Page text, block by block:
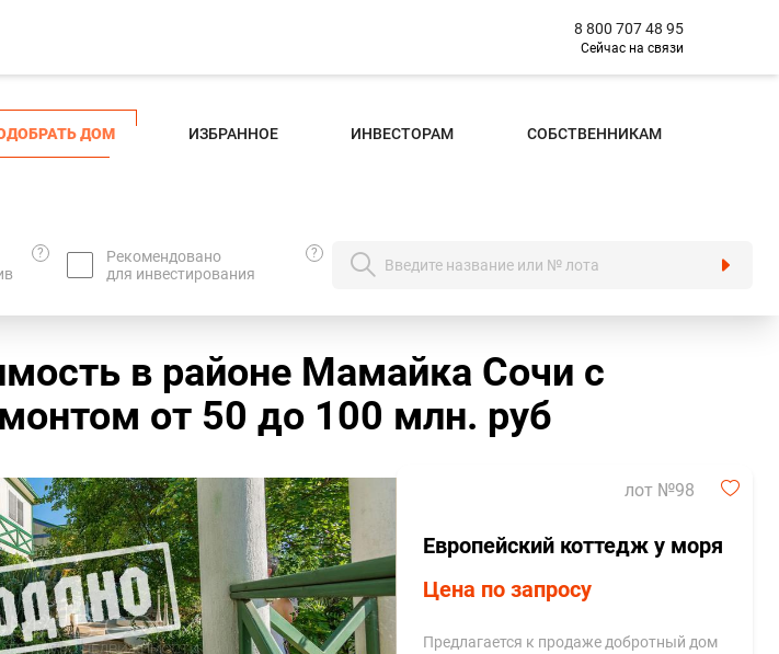
8 800 707 48 95
Сейчас на связи
ДОМ ИЗБРАННОЕ ИНВЕСТОРАМ СОБСТВЕННИКАМ
?
Рекомендовано
для инвестирования
?
в районе Мамайка Сочи с
oт 50 до 100 млн. руб
лот №98
Европейский коттедж у моря
Цена по запросу
Предлагается к продаже добротный дом